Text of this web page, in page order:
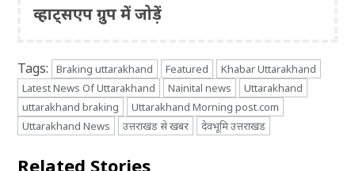
व्हाट्सएप ग्रुप में जोड़ें
Tags: Braking uttarakhand Featured
Khabar Uttarakhand
Latest News Of Uttarakhand
Nainital news
Uttarakhand
uttarakhand braking
Uttarakhand Morning post.com
Uttarakhand News
उत्तराखंड से खबर देवभूमि उत्तराखंड
Related Stories